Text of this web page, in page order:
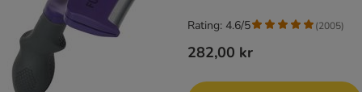
282,00 kr
Rating: 4.6/5 (2005)